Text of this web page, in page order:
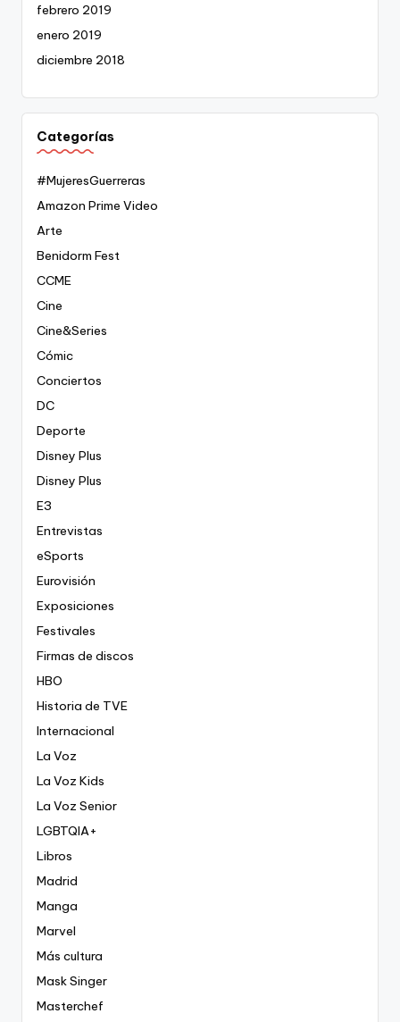
febrero 2019
enero 2019
diciembre 2018
Categorías
#MujeresGuerreras
Amazon Prime Video
Arte
Benidorm Fest
CCME
Cine
Cine&Series
Cómic
Conciertos
DC
Deporte
Disney Plus
Disney Plus
E3
Entrevistas
eSports
Eurovisión
Exposiciones
Festivales
Firmas de discos
HBO
Historia de TVE
Internacional
La Voz
La Voz Kids
La Voz Senior
LGBTQIA+
Libros
Madrid
Manga
Marvel
Más cultura
Mask Singer
Masterchef